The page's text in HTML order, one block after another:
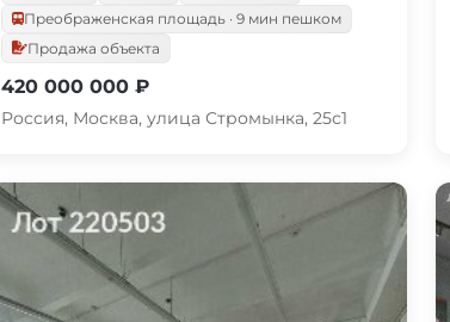
Преображенская площадь · 9 мин пешком
Продажа объекта
420 000 000 ₽
Россия, Москва, улица Стромынка, 25с1